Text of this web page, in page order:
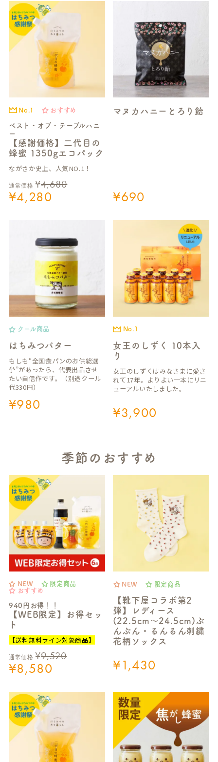
No.1 おすすめ
ベスト・オブ・テーブルハニ
ー
【感謝価格】二代目の
蜂蜜 1350gエコパック
ながさか史上、人気NO.1！
通常価格 ¥4,680
¥4,280
マヌカハニーとろり飴
¥690
クール商品
はちみつバター
もしも“全国食パンのお供総選
挙”があったら、代表出品させ
たい自信作です。（別途クール
代330円）
¥980
No.1
女王のしずく 10本入
り
女王のしずくはみなさまに愛さ
れて17年。よりよい一本にリニ
ューアルいたしました。
¥3,900
季節のおすすめ
NEW
限定商品
おすすめ
940円お得！！
【WEB限定】お得セッ
ト
【送料無料ライン対象商品】
通常価格 ¥9,520
¥8,580
NEW 限定商品
【靴下屋コラボ第2
弾】レディース
(22.5cm～24.5cm)ぶ
んぶん・るんるん刺繍
花柄ソックス
¥1,430